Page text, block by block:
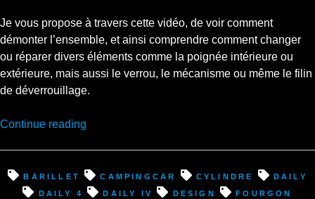
Je vous propose à travers cette vidéo, de voir comment
démonter l’ensemble, et ainsi comprendre comment changer
ou réparer divers éléments comme la poignée intérieure ou
extérieure, mais aussi le verrou, le mécanisme ou même le filin
de déverrouillage.
Continue reading
:
Changement
barillet campingcar cylindre
Daily
Daily 4
Daily IV design
fourgon